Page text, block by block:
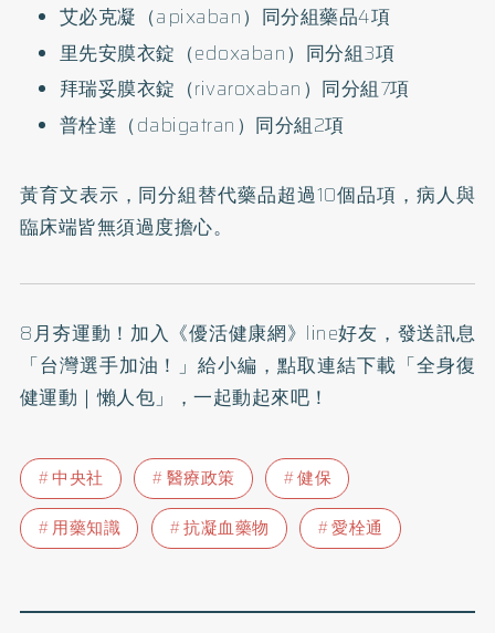
艾必克凝（apixaban）同分組藥品4項
里先安膜衣錠（edoxaban）同分組3項
拜瑞妥膜衣錠（rivaroxaban）同分組7項
普栓達（dabigatran）同分組2項
黃育文表示，同分組替代藥品超過10個品項，病人與
臨床端皆無須過度擔心。
8月夯運動！加入 《優活健康網》line好友 ，發送訊息
「台灣選手加油！」給小編，點取連結下載「全身復
健運動｜懶人包」，一起動起來吧！
中央社 醫療政策
健保
用藥知識
抗凝血藥物 愛栓通